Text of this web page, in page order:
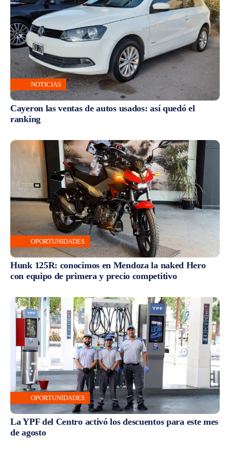
NOTICIAS
Cayeron las ventas de autos usados: así quedó el
ranking
OPORTUNIDADES
Hunk 125R: conocimos en Mendoza la naked Hero
con equipo de primera y precio competitivo
OPORTUNIDADES
La YPF del Centro activó los descuentos para este mes
de agosto